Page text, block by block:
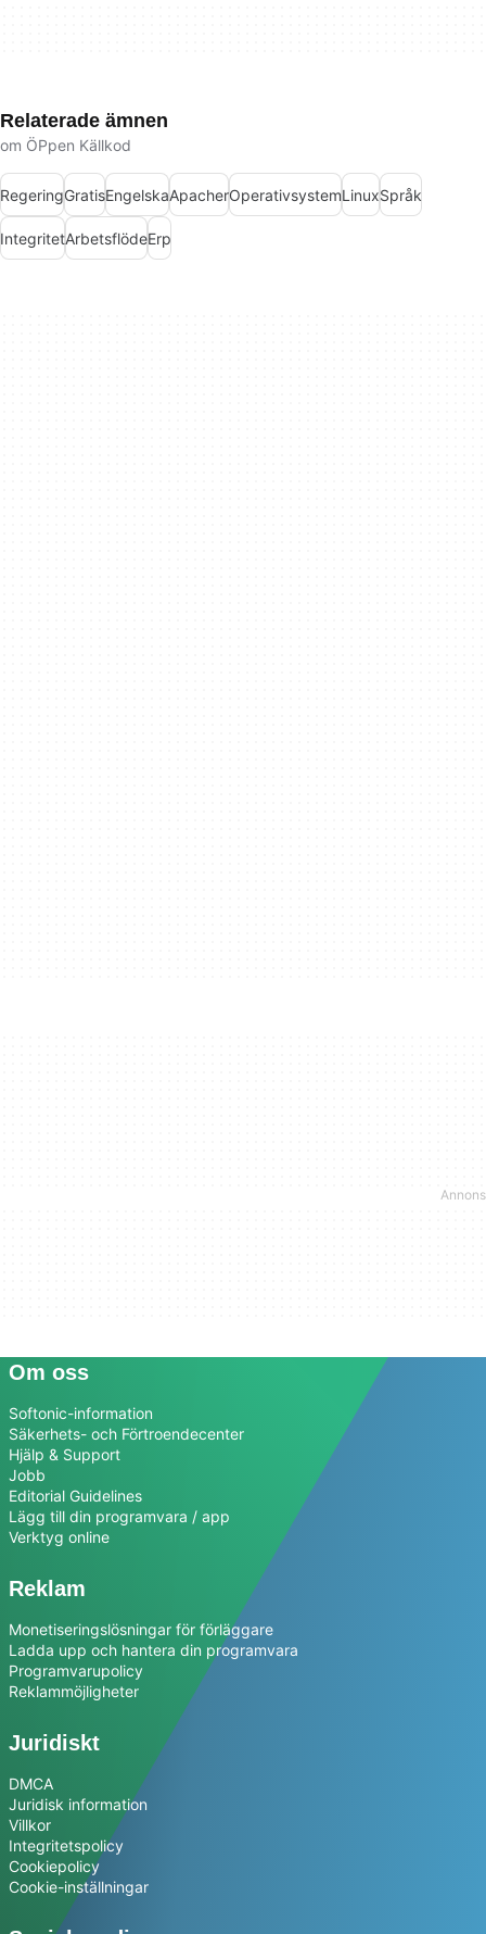
Relaterade ämnen
om ÖPpen Källkod
RegeringGratisEngelskaApacherOperativsystemLinuxSpråk
IntegritetArbetsflödeErp
Om oss
Softonic-information
Säkerhets- och Förtroendecenter
Hjälp & Support
Jobb
Editorial Guidelines
Lägg till din programvara / app
Verktyg online
Reklam
Monetiseringslösningar för förläggare
Ladda upp och hantera din programvara
Programvarupolicy
Reklammöjligheter
Juridiskt
DMCA
Juridisk information
Villkor
Integritetspolicy
Cookiepolicy
Cookie-inställningar